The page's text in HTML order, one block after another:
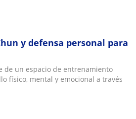
y defensa personal para
de un espacio de entrenamiento
físico, mental y emocional a través